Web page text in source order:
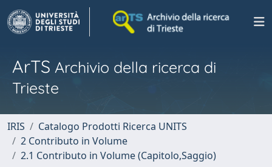
ArTS Archivio della ricerca di
Trieste
IRIS
Catalogo Prodotti Ricerca UNITS
2 Contributo in Volume
2.1 Contributo in Volume (Capitolo,Saggio)